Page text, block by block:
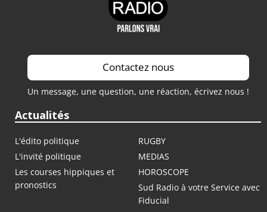
Contactez nous
Un message, une question, une réaction, écrivez nous !
Actualités
L'édito politique
RUGBY
L'invité politique
MEDIAS
Les courses hippiques et
pronostics
HOROSCOPE
Sud Radio à votre Service avec
Fiducial